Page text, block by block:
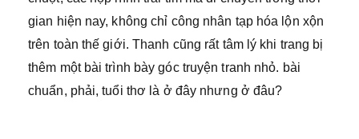
gian hiện nay, không chỉ công nhân tạp hóa lộn xộn
trên toàn thế giới. Thanh cũng rất tâm lý khi trang bị
thêm một bài trình bày góc truyện tranh nhỏ. bài
chuẩn, phải, tuổi thơ là ở đây nhưng ở đâu?